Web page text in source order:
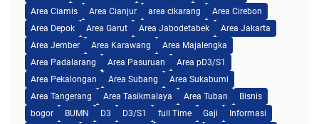
Area Ciamis
Area Cianjur area cikarang
Area Cirebon
Area Depok
Area Garut Area Jabodetabek
Area Jakarta
Area Jember
Area Karawang
Area Majalengka
Area Padalarang
Area Pasuruan
Area pD3/S1
Area Pekalongan
Area Subang
Area Sukabumi
Area Tangerang
Area Tasikmalaya Area Tuban
Bisnis
bogor
BUMN D3 D3/S1 full Time Gaji
Informasi